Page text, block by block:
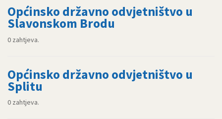
Općinsko državno odvjetništvo u
Slavonskom Brodu
0 zahtjeva.
Općinsko državno odvjetništvo u
Splitu
0 zahtjeva.